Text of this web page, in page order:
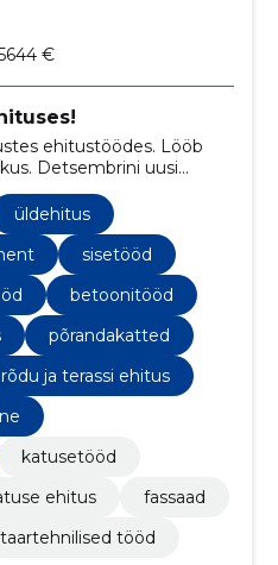
€
ehitustöödes. Lööb
Detsembrini uusi
tegemist jagub!
üldehitus
sisetööd
betoonitööd
põrandakatted
rõdu ja terassi ehitus
katusetööd
ehitus
fassaad
tööd